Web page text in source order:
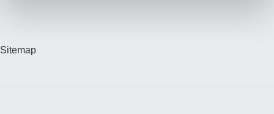
Sitemap